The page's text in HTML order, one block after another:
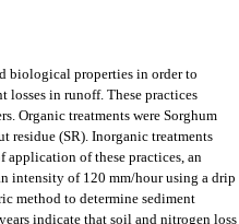
biological properties in order to
in runoff. These practices
Organic treatments were Sorghum
residue (SR). Inorganic treatments
of these practices, an
intensity of 120 mm/hour using a drip
method to determine sediment
indicate that soil and nitrogen loss